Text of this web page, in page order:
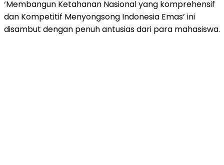
‘Membangun Ketahanan Nasional yang komprehensif
dan Kompetitif Menyongsong Indonesia Emas’ ini
disambut dengan penuh antusias dari para mahasiswa.